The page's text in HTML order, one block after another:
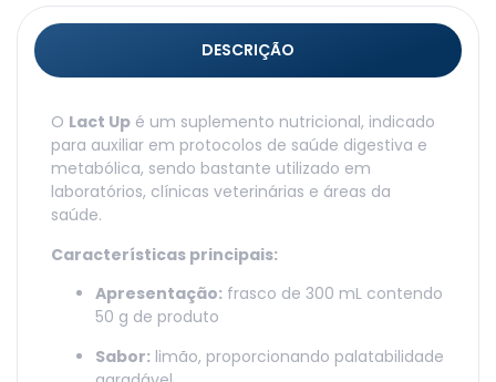
DESCRIÇÃO
O Lact Up é um suplemento nutricional, indicado
para auxiliar em protocolos de saúde digestiva e
metabólica, sendo bastante utilizado em
laboratórios, clínicas veterinárias e áreas da
saúde.
Características principais:
Apresentação: frasco de 300 mL contendo
50 g de produto
Sabor: limão, proporcionando palatabilidade